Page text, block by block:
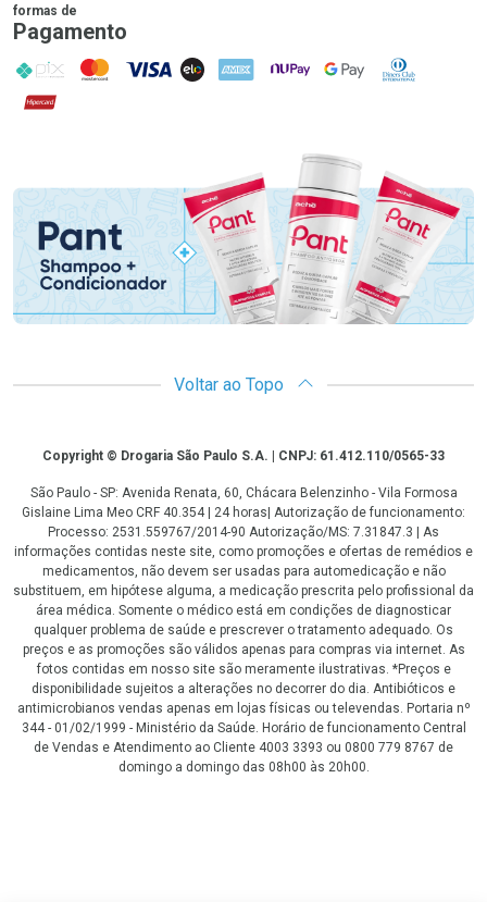
formas de
Pagamento
PIX MasterCard
VISA ELO AMEX NuPay Google PayDiners Club
Hipercard
Promoção em Destaque
Voltar ao Topo
CopyrightCopyright © Drogaria São Paulo S.A. | CNPJ: 61.412.110/0565-33
São Paulo - SP: Avenida Renata, 60, Chácara Belenzinho - Vila Formosa
Gislaine Lima Meo CRF 40.354 | 24 horas| Autorização de funcionamento:
Processo: 2531.559767/2014-90 Autorização/MS: 7.31847.3 | As
informações contidas neste site, como promoções e ofertas de remédios e
medicamentos, não devem ser usadas para automedicação e não
substituem, em hipótese alguma, a medicação prescrita pelo profissional da
área médica. Somente o médico está em condições de diagnosticar
qualquer problema de saúde e prescrever o tratamento adequado. Os
preços e as promoções são válidos apenas para compras via internet. As
fotos contidas em nosso site são meramente ilustrativas. *Preços e
disponibilidade sujeitos a alterações no decorrer do dia. Antibióticos e
antimicrobianos vendas apenas em lojas físicas ou televendas. Portaria nº
344 - 01/02/1999 - Ministério da Saúde. Horário de funcionamento Central
de Vendas e Atendimento ao Cliente 4003 3393 ou 0800 779 8767 de
domingo a domingo das 08h00 às 20h00.